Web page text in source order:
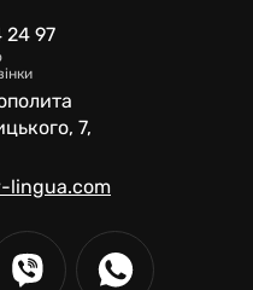
24 97
7,
lingua.com